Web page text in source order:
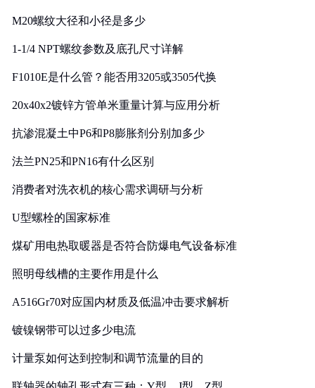
M20螺纹大径和小径是多少
1-1/4 NPT螺纹参数及底孔尺寸详解
F1010E是什么管？能否用3205或3505代换
20x40x2镀锌方管单米重量计算与应用分析
抗渗混凝土中P6和P8膨胀剂分别加多少
法兰PN25和PN16有什么区别
消费者对洗衣机的核心需求调研与分析
U型螺栓的国家标准
煤矿用电热取暖器是否符合防爆电气设备标准
照明母线槽的主要作用是什么
A516Gr70对应国内材质及低温冲击要求解析
镀镍钢带可以过多少电流
计量泵如何达到控制和调节流量的目的